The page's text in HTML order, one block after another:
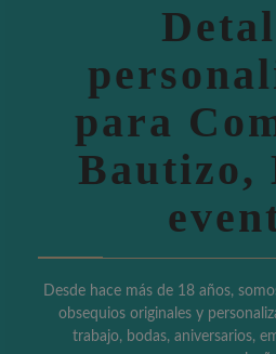
para
Bautizo,
Desde hace más de 18 años,
obsequios originales y
trabajo, bodas, aniversarios,